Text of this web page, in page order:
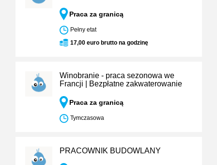
Praca za granicą
Pełny etat
17,00 euro brutto na godzinę
Winobranie - praca sezonowa we
Francji | Bezpłatne zakwaterowanie
Praca za granicą
Tymczasowa
PRACOWNIK BUDOWLANY